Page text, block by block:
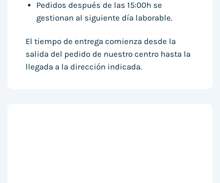
Pedidos después de las 15:00h se
gestionan al siguiente día laborable.
El tiempo de entrega comienza desde la
salida del pedido de nuestro centro hasta la
llegada a la dirección indicada.